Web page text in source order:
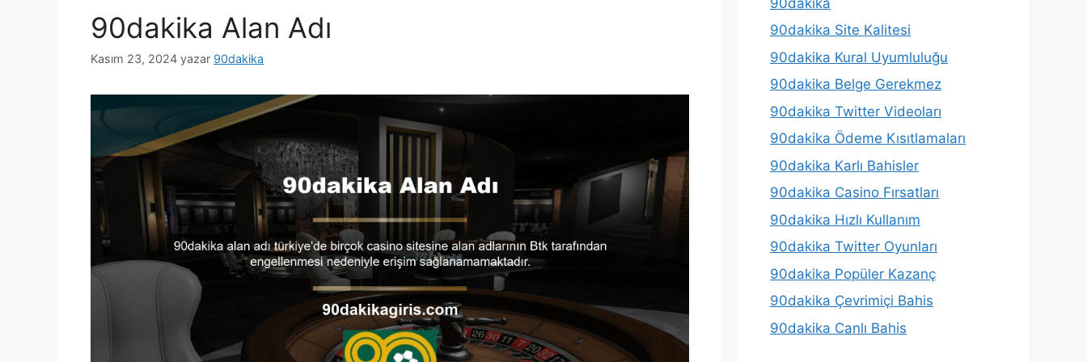
90dakika Alan Adı
Kasım 23, 2024 yazar 90dakika
90dakika Site Kalitesi
90dakika Kural Uyumluluğu
90dakika Belge Gerekmez
90dakika Twitter Videoları
90dakika Ödeme Kısıtlamaları
90dakika Karlı Bahisler
90dakika Casino Fırsatları
90dakika Hızlı Kullanım
90dakika Twitter Oyunları
90dakika Popüler Kazanç
90dakika Çevrimiçi Bahis
90dakika Canlı Bahis